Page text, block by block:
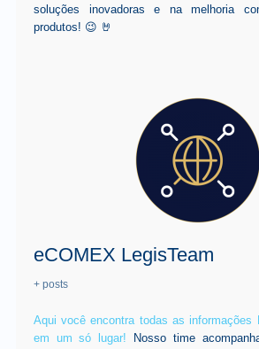
soluções inovadoras e na melhoria
produtos! 😉 🤘
eCOMEX LegisTeam
+ posts
Aqui você encontra todas as informações
em um só lugar! Nosso time